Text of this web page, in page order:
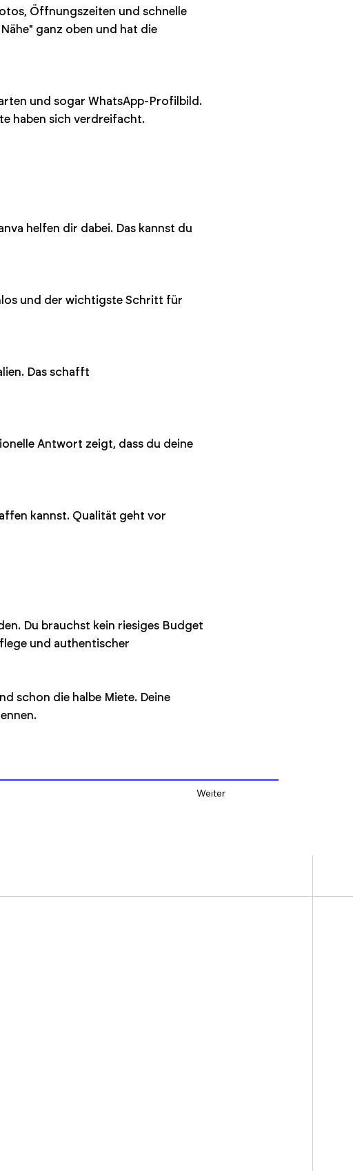
Öffnungszeiten und schnelle
ganz oben und hat die
und sogar WhatsApp-Profilbild.
haben sich verdreifacht.
helfen dir dabei. Das kannst du
und der wichtigste Schritt für
Das schafft
Antwort zeigt, dass du deine
kannst. Qualität geht vor
Du brauchst kein riesiges Budget
und authentischer
schon die halbe Miete. Deine
Weiter